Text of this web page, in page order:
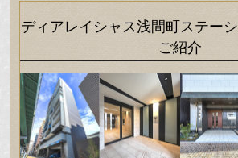
ディアレイシャス浅間町ステー
ご紹介